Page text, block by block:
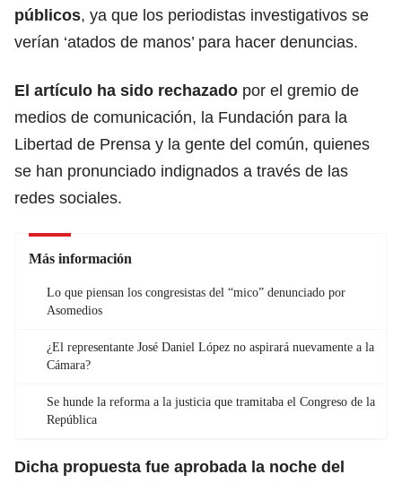
públicos, ya que los periodistas investigativos se
verían ‘atados de manos’ para hacer denuncias.
El artículo ha sido rechazado por el gremio de
medios de comunicación, la Fundación para la
Libertad de Prensa y la gente del común, quienes
se han pronunciado indignados a través de las
redes sociales.
Más información
Lo que piensan los congresistas del “mico” denunciado por
Asomedios
¿El representante José Daniel López no aspirará nuevamente a la
Cámara?
Se hunde la reforma a la justicia que tramitaba el Congreso de la
República
Dicha propuesta fue aprobada la noche del